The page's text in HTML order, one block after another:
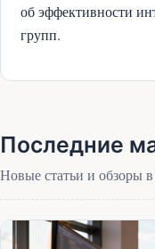
об эффективности
групп.
Последние
Новые статьи и обзоры